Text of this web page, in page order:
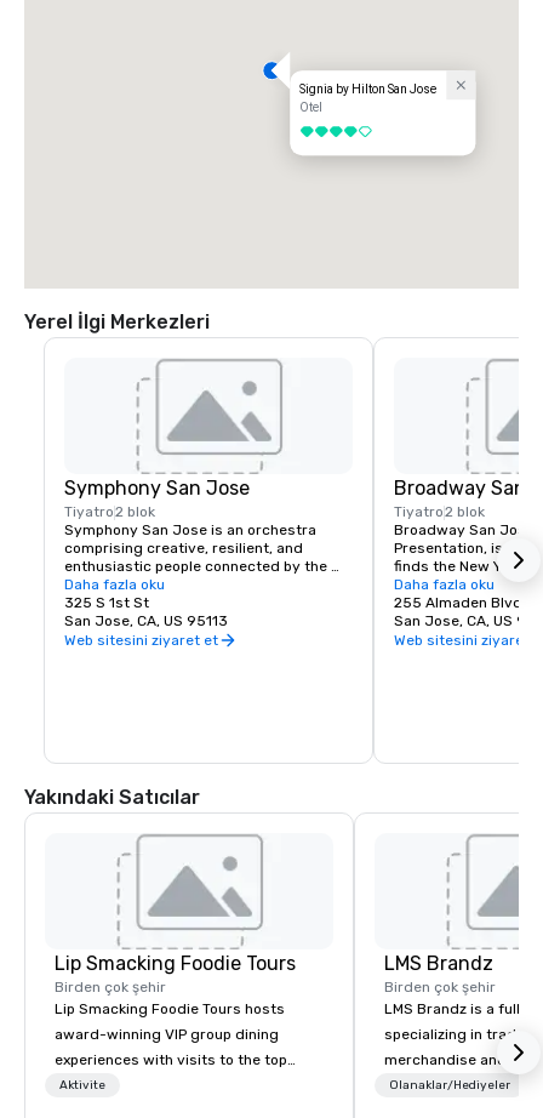
Signia by Hilton San Jose
Otel
4 / 5
Yerel İlgi Merkezleri
Symphony San Jose
Tiyatro2 blok
Symphony San Jose is an orchestra
comprising creative, resilient, and
enthusiastic people connected by the
love of music. It is proud to call San Jose
home and embrace the innovative and
diverse culture of our community by
reflecting this same spirit in its
Daha fazla oku
325 S 1st St
San Jose, CA, US 95113
Web sitesini ziyaret et
Broadway San
Tiyatro2 blok
Broadway San Jose,
Presentation, is
finds the New York
experience. Whether
visiting San Jose,
has the shows you
Daha fazla oku
255 Almaden Blvd
San Jose, CA, US
Web sitesini ziyaret
Yakındaki Satıcılar
Lip Smacking Foodie Tours
Birden çok şehir
Lip Smacking Foodie Tours hosts
award-winning VIP group dining
experiences with visits to the top
restaurants throughout the United
Aktivite
LMS Brandz
Birden çok şehir
LMS Brandz is a full-
specializing in trade
merchandise and
booth giveaways and
Olanaklar/Hediyeler